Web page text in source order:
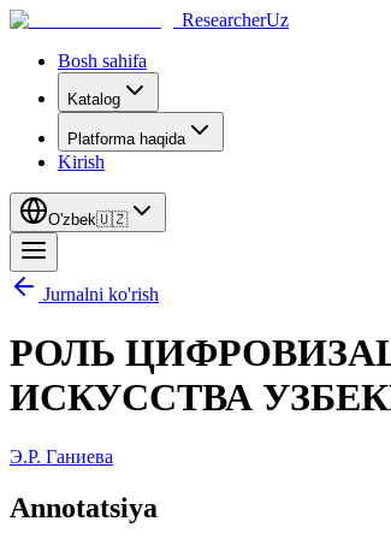
ResearcherUz
Bosh sahifa
Katalog
Platforma haqida
Kirish
O'zbek🇺🇿
Jurnalni ko'rish
РОЛЬ
ИСКУССТВА
Э.Р. Ганиева
Annotatsiya